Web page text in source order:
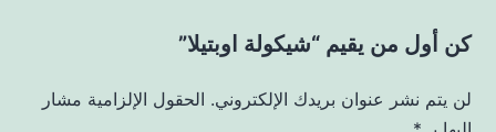
كن أول من يقيم “شيكولة اوبتيلا”
لن يتم نشر عنوان بريدك الإلكتروني. الحقول الإلزامية مشار